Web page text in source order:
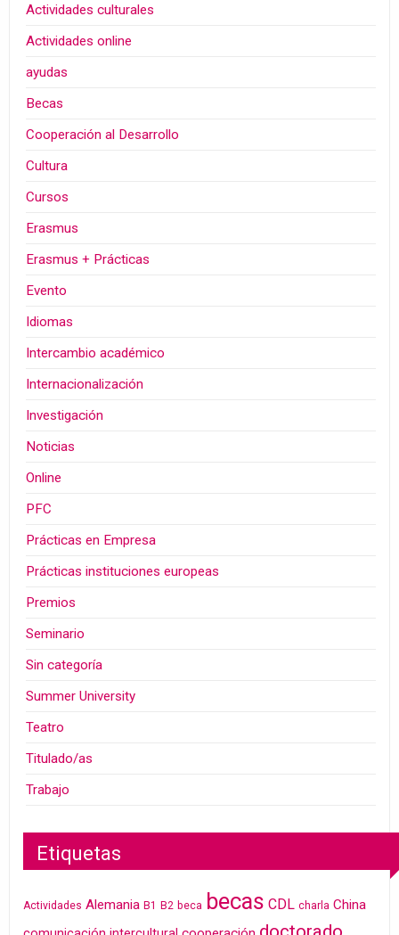
Actividades culturales
Actividades online
ayudas
Becas
Cooperación al Desarrollo
Cultura
Cursos
Erasmus
Erasmus + Prácticas
Evento
Idiomas
Intercambio académico
Internacionalización
Investigación
Noticias
Online
PFC
Prácticas en Empresa
Prácticas instituciones europeas
Premios
Seminario
Sin categoría
Summer University
Teatro
Titulado/as
Trabajo
Etiquetas
Actividades Alemania B1 B2 beca becas CDL charla China